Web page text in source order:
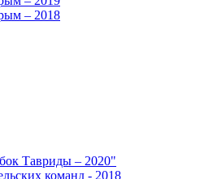
– 2018
Тавриды – 2020"
команд - 2018